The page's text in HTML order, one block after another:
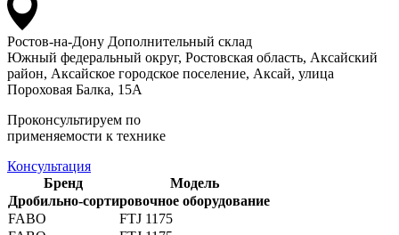
Ростов-на-Дону Дополнительный склад
Южный федеральный округ, Ростовская область, Аксайский
район, Аксайское городское поселение, Аксай, улица
Пороховая Балка, 15А
Проконсультируем по
применяемости к технике
Консультация
Бренд
Модель
Дробильно-сортировочное оборудование
FABO
FTJ 1175